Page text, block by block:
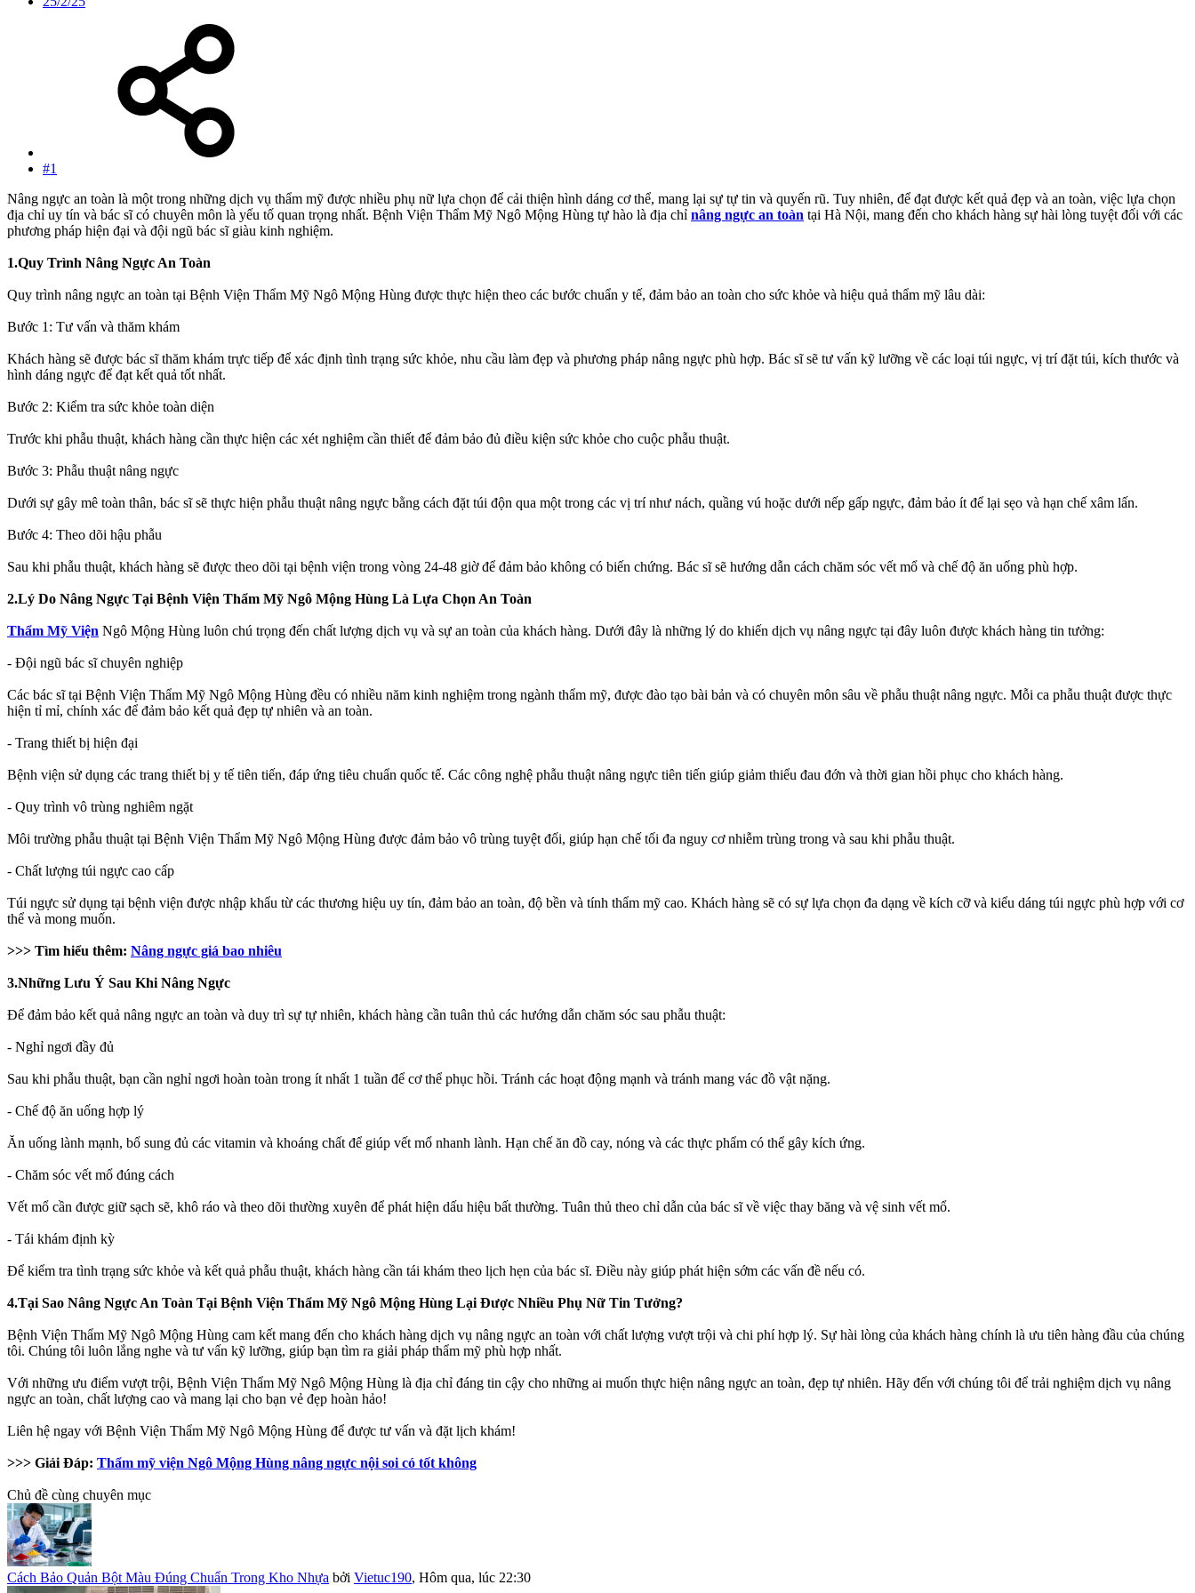
#1
Nâng ngực an toàn là một trong những dịch vụ thẩm mỹ được nhiều phụ nữ lựa chọn để cải thiện hình dáng cơ thể, mang lại sự tự tin và quyến rũ. Tuy nhiên, để đạt được kết quả đẹp và an toàn, việc lựa chọn
địa chỉ uy tín và bác sĩ có chuyên môn là yếu tố quan trọng nhất. Bệnh Viện Thẩm Mỹ Ngô Mộng Hùng tự hào là địa chỉ nâng ngực an toàn tại Hà Nội, mang đến cho khách hàng sự hài lòng tuyệt đối với các
phương pháp hiện đại và đội ngũ bác sĩ giàu kinh nghiệm.
1.Quy Trình Nâng Ngực An Toàn
Quy trình nâng ngực an toàn tại Bệnh Viện Thẩm Mỹ Ngô Mộng Hùng được thực hiện theo các bước chuẩn y tế, đảm bảo an toàn cho sức khỏe và hiệu quả thẩm mỹ lâu dài:
Bước 1: Tư vấn và thăm khám
Khách hàng sẽ được bác sĩ thăm khám trực tiếp để xác định tình trạng sức khỏe, nhu cầu làm đẹp và phương pháp nâng ngực phù hợp. Bác sĩ sẽ tư vấn kỹ lưỡng về các loại túi ngực, vị trí đặt túi, kích thước và
hình dáng ngực để đạt kết quả tốt nhất.
Bước 2: Kiểm tra sức khỏe toàn diện
Trước khi phẫu thuật, khách hàng cần thực hiện các xét nghiệm cần thiết để đảm bảo đủ điều kiện sức khỏe cho cuộc phẫu thuật.
Bước 3: Phẫu thuật nâng ngực
Dưới sự gây mê toàn thân, bác sĩ sẽ thực hiện phẫu thuật nâng ngực bằng cách đặt túi độn qua một trong các vị trí như nách, quầng vú hoặc dưới nếp gấp ngực, đảm bảo ít để lại sẹo và hạn chế xâm lấn.
Bước 4: Theo dõi hậu phẫu
Sau khi phẫu thuật, khách hàng sẽ được theo dõi tại bệnh viện trong vòng 24-48 giờ để đảm bảo không có biến chứng. Bác sĩ sẽ hướng dẫn cách chăm sóc vết mổ và chế độ ăn uống phù hợp.
2.Lý Do Nâng Ngực Tại Bệnh Viện Thẩm Mỹ Ngô Mộng Hùng Là Lựa Chọn An Toàn
Thẩm Mỹ Viện Ngô Mộng Hùng luôn chú trọng đến chất lượng dịch vụ và sự an toàn của khách hàng. Dưới đây là những lý do khiến dịch vụ nâng ngực tại đây luôn được khách hàng tin tưởng:
- Đội ngũ bác sĩ chuyên nghiệp
Các bác sĩ tại Bệnh Viện Thẩm Mỹ Ngô Mộng Hùng đều có nhiều năm kinh nghiệm trong ngành thẩm mỹ, được đào tạo bài bản và có chuyên môn sâu về phẫu thuật nâng ngực. Mỗi ca phẫu thuật được thực
hiện tỉ mỉ, chính xác để đảm bảo kết quả đẹp tự nhiên và an toàn.
- Trang thiết bị hiện đại
Bệnh viện sử dụng các trang thiết bị y tế tiên tiến, đáp ứng tiêu chuẩn quốc tế. Các công nghệ phẫu thuật nâng ngực tiên tiến giúp giảm thiểu đau đớn và thời gian hồi phục cho khách hàng.
- Quy trình vô trùng nghiêm ngặt
Môi trường phẫu thuật tại Bệnh Viện Thẩm Mỹ Ngô Mộng Hùng được đảm bảo vô trùng tuyệt đối, giúp hạn chế tối đa nguy cơ nhiễm trùng trong và sau khi phẫu thuật.
- Chất lượng túi ngực cao cấp
Túi ngực sử dụng tại bệnh viện được nhập khẩu từ các thương hiệu uy tín, đảm bảo an toàn, độ bền và tính thẩm mỹ cao. Khách hàng sẽ có sự lựa chọn đa dạng về kích cỡ và kiểu dáng túi ngực phù hợp với cơ
thể và mong muốn.
>>> Tìm hiểu thêm: Nâng ngực giá bao nhiêu
3.Những Lưu Ý Sau Khi Nâng Ngực
Để đảm bảo kết quả nâng ngực an toàn và duy trì sự tự nhiên, khách hàng cần tuân thủ các hướng dẫn chăm sóc sau phẫu thuật:
- Nghỉ ngơi đầy đủ
Sau khi phẫu thuật, bạn cần nghỉ ngơi hoàn toàn trong ít nhất 1 tuần để cơ thể phục hồi. Tránh các hoạt động mạnh và tránh mang vác đồ vật nặng.
- Chế độ ăn uống hợp lý
Ăn uống lành mạnh, bổ sung đủ các vitamin và khoáng chất để giúp vết mổ nhanh lành. Hạn chế ăn đồ cay, nóng và các thực phẩm có thể gây kích ứng.
- Chăm sóc vết mổ đúng cách
Vết mổ cần được giữ sạch sẽ, khô ráo và theo dõi thường xuyên để phát hiện dấu hiệu bất thường. Tuân thủ theo chỉ dẫn của bác sĩ về việc thay băng và vệ sinh vết mổ.
- Tái khám định kỳ
Để kiểm tra tình trạng sức khỏe và kết quả phẫu thuật, khách hàng cần tái khám theo lịch hẹn của bác sĩ. Điều này giúp phát hiện sớm các vấn đề nếu có.
4.Tại Sao Nâng Ngực An Toàn Tại Bệnh Viện Thẩm Mỹ Ngô Mộng Hùng Lại Được Nhiều Phụ Nữ Tin Tưởng?
Bệnh Viện Thẩm Mỹ Ngô Mộng Hùng cam kết mang đến cho khách hàng dịch vụ nâng ngực an toàn với chất lượng vượt trội và chi phí hợp lý. Sự hài lòng của khách hàng chính là ưu tiên hàng đầu của chúng
tôi. Chúng tôi luôn lắng nghe và tư vấn kỹ lưỡng, giúp bạn tìm ra giải pháp thẩm mỹ phù hợp nhất.
Với những ưu điểm vượt trội, Bệnh Viện Thẩm Mỹ Ngô Mộng Hùng là địa chỉ đáng tin cậy cho những ai muốn thực hiện nâng ngực an toàn, đẹp tự nhiên. Hãy đến với chúng tôi để trải nghiệm dịch vụ nâng
ngực an toàn, chất lượng cao và mang lại cho bạn vẻ đẹp hoàn hảo!
Liên hệ ngay với Bệnh Viện Thẩm Mỹ Ngô Mộng Hùng để được tư vấn và đặt lịch khám!
>>> Giải Đáp: Thẩm mỹ viện Ngô Mộng Hùng nâng ngực nội soi có tốt không
Chủ đề cùng chuyên mục
Cách Bảo Quản Bột Màu Đúng Chuẩn Trong Kho Nhựa bởi Vietuc190, Hôm qua, lúc 22:30